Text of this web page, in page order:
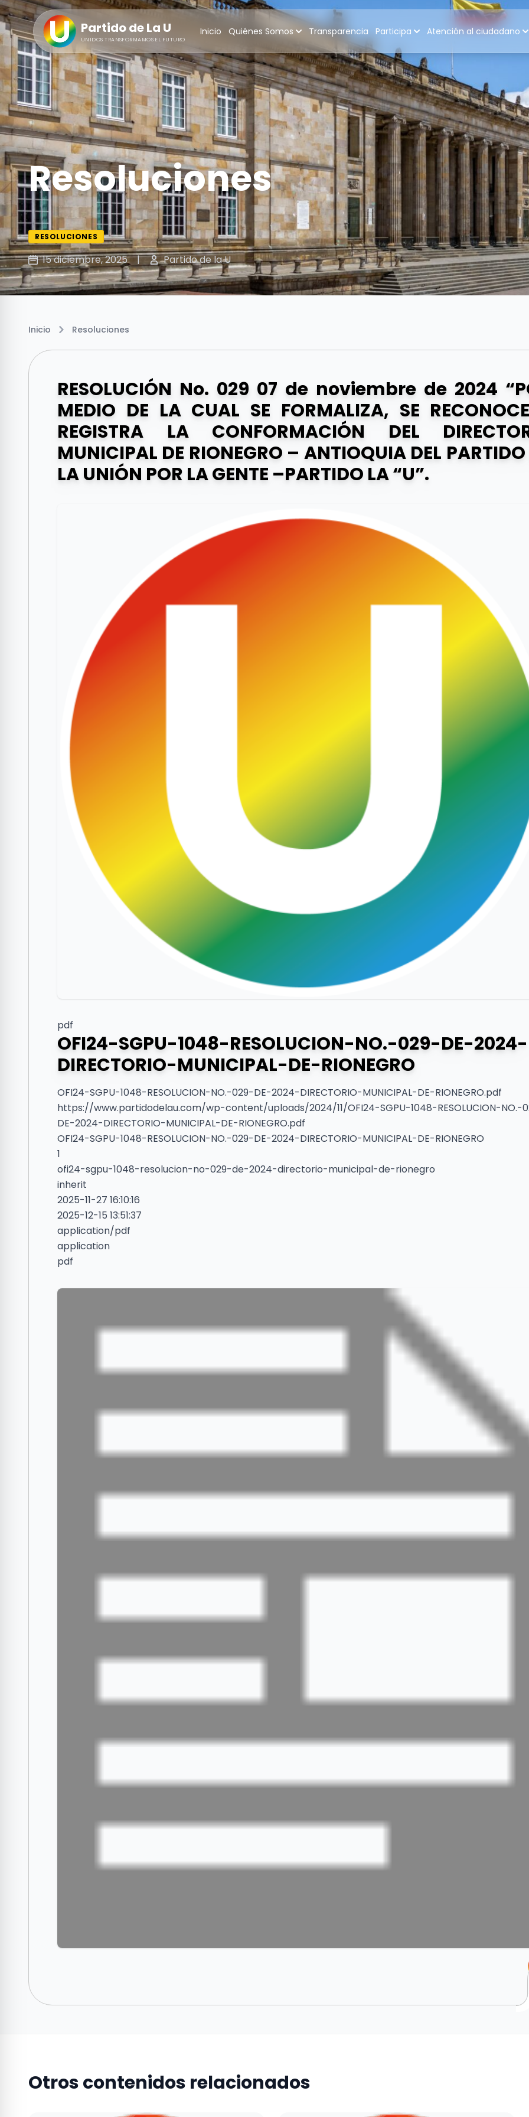
Partido de La U
UNIDOS TRANSFORMAMOS EL FUTURO
Inicio Quiénes Somos Transparencia Participa Atención al ciudadano
Resoluciones
RESOLUCIONES
15 diciembre, 2025 | Partido de la U
Inicio Resoluciones
RESOLUCIÓN No. 029 07 de noviembre de 2024
MEDIO DE LA CUAL SE FORMALIZA, SE
REGISTRA LA CONFORMACIÓN DEL
MUNICIPAL DE RIONEGRO – ANTIOQUIA DEL PARTIDO
LA UNIÓN POR LA GENTE –PARTIDO LA “U”.
pdf
OFI24-SGPU-1048-RESOLUCION-NO.-029-DE-2024-
DIRECTORIO-MUNICIPAL-DE-RIONEGRO
OFI24-SGPU-1048-RESOLUCION-NO.-029-DE-2024-DIRECTORIO-MUNICIPAL-DE-RIONEGRO.pdf
https://www.partidodelau.com/wp-content/uploads/2024/11/OFI24-SGPU-1048-RESOLUCION-NO.-
DE-2024-DIRECTORIO-MUNICIPAL-DE-RIONEGRO.pdf
OFI24-SGPU-1048-RESOLUCION-NO.-029-DE-2024-DIRECTORIO-MUNICIPAL-DE-RIONEGRO
1
ofi24-sgpu-1048-resolucion-no-029-de-2024-directorio-municipal-de-rionegro
inherit
2025-11-27 16:10:16
2025-12-15 13:51:37
application/pdf
application
pdf
Otros contenidos relacionados